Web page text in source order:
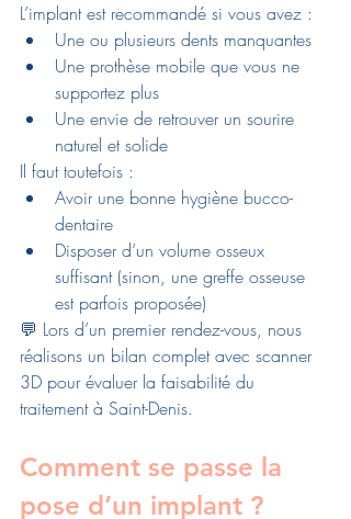
L’implant est recommandé si vous avez :
Une ou plusieurs dents manquantes
Une prothèse mobile que vous ne
supportez plus
Une envie de retrouver un sourire
naturel et solide
Il faut toutefois :
Avoir une bonne hygiène bucco-
dentaire
Disposer d’un volume osseux
suffisant (sinon, une greffe osseuse
est parfois proposée)
💬 Lors d’un premier rendez-vous, nous
réalisons un bilan complet avec scanner
3D pour évaluer la faisabilité du
traitement à Saint-Denis.
Comment se passe la
pose d’un implant ?